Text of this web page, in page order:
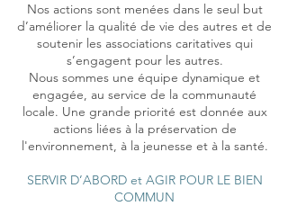
Nos actions sont menées dans le seul but
d’améliorer la qualité de vie des autres et de
soutenir les associations caritatives qui
s’engagent pour les autres.
Nous sommes une équipe dynamique et
engagée, au service de la communauté
locale. Une grande priorité est donnée aux
actions liées à la préservation de
l'environnement, à la jeunesse et à la santé.
SERVIR D’ABORD et AGIR POUR LE BIEN
COMMUN